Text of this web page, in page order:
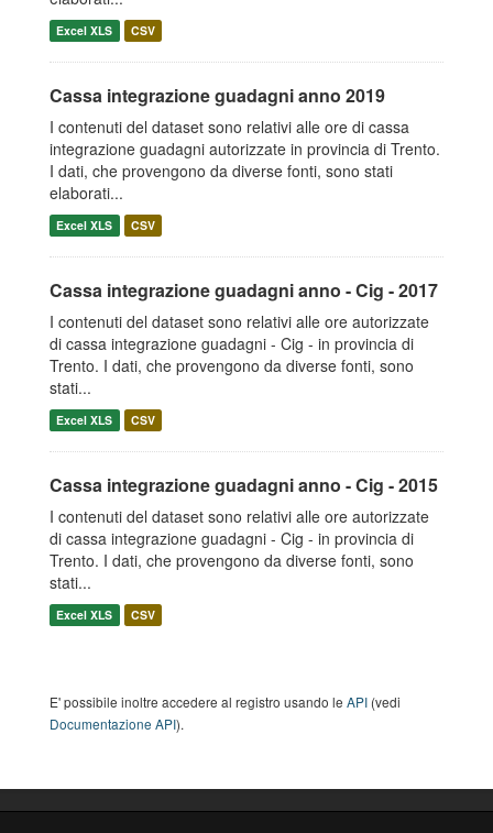
Excel XLS CSV
Cassa integrazione guadagni anno 2019
I contenuti del dataset sono relativi alle ore di cassa
integrazione guadagni autorizzate in provincia di Trento.
I dati, che provengono da diverse fonti, sono stati
elaborati...
Excel XLS CSV
Cassa integrazione guadagni anno - Cig - 2017
I contenuti del dataset sono relativi alle ore autorizzate
di cassa integrazione guadagni - Cig - in provincia di
Trento. I dati, che provengono da diverse fonti, sono
stati...
Excel XLS CSV
Cassa integrazione guadagni anno - Cig - 2015
I contenuti del dataset sono relativi alle ore autorizzate
di cassa integrazione guadagni - Cig - in provincia di
Trento. I dati, che provengono da diverse fonti, sono
stati...
Excel XLS CSV
E' possibile inoltre accedere al registro usando le API (vedi
Documentazione API).